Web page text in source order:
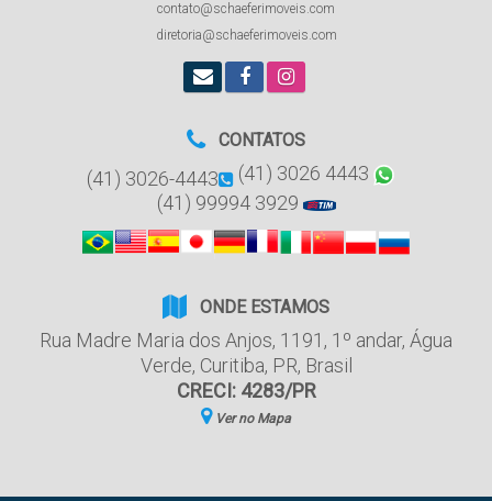
contato@schaeferimoveis.com
diretoria@schaeferimoveis.com
CONTATOS
(41) 3026-4443
(41) 3026 4443
(41) 99994 3929
ONDE ESTAMOS
Rua Madre Maria dos Anjos, 1191 , 1º andar, Água
Verde, Curitiba, PR, Brasil
CRECI: 4283/PR
Ver no Mapa